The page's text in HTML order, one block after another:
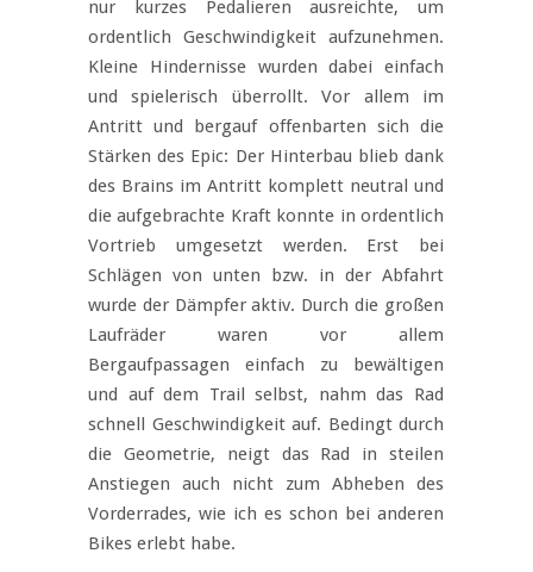
nur kurzes Pedalieren ausreichte, um
ordentlich Geschwindigkeit aufzunehmen.
Kleine Hindernisse wurden dabei einfach
und spielerisch überrollt. Vor allem im
Antritt und bergauf offenbarten sich die
Stärken des Epic: Der Hinterbau blieb dank
des Brains im Antritt komplett neutral und
die aufgebrachte Kraft konnte in ordentlich
Vortrieb umgesetzt werden. Erst bei
Schlägen von unten bzw. in der Abfahrt
wurde der Dämpfer aktiv. Durch die großen
Laufräder waren vor allem
Bergaufpassagen einfach zu bewältigen
und auf dem Trail selbst, nahm das Rad
schnell Geschwindigkeit auf. Bedingt durch
die Geometrie, neigt das Rad in steilen
Anstiegen auch nicht zum Abheben des
Vorderrades, wie ich es schon bei anderen
Bikes erlebt habe.